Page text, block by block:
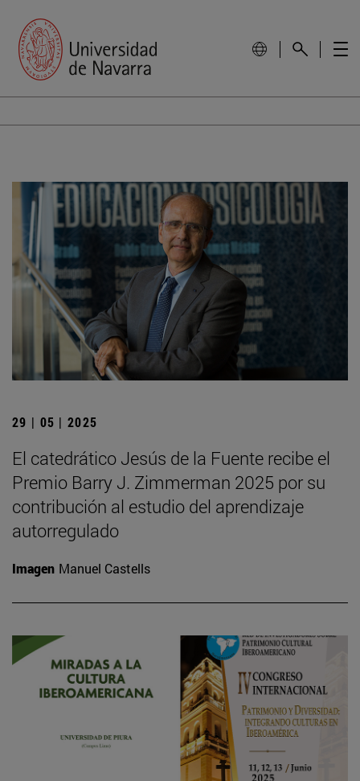
29 | 05 | 2025
El catedrático Jesús de la Fuente recibe el
Premio Barry J. Zimmerman 2025 por su
contribución al estudio del aprendizaje
autorregulado
Imagen Manuel Castells